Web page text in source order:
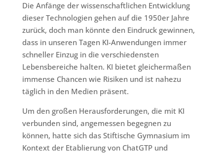
Die Anfänge der wissenschaftlichen Entwicklung
dieser Technologien gehen auf die 1950er Jahre
zurück, doch man könnte den Eindruck gewinnen,
dass in unseren Tagen KI-Anwendungen immer
schneller Einzug in die verschiedensten
Lebensbereiche halten. KI bietet gleichermaßen
immense Chancen wie Risiken und ist nahezu
täglich in den Medien präsent.
Um den großen Herausforderungen, die mit KI
verbunden sind, angemessen begegnen zu
können, hatte sich das Stiftische Gymnasium im
Kontext der Etablierung von ChatGTP und